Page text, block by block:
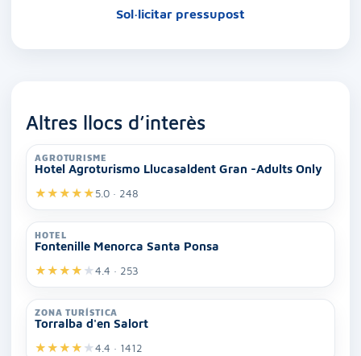
Sol·licitar pressupost
Altres llocs d’interès
AGROTURISME
Hotel Agroturismo Llucasaldent Gran -Adults Only
★★★★★5.0 · 248
HOTEL
Fontenille Menorca Santa Ponsa
★★★★ ★4.4 · 253
ZONA TURÍSTICA
Torralba d'en Salort
★★★★ ★4.4 · 1412